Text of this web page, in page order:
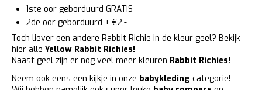
1ste oor geborduurd GRATIS
2de oor geborduurd + €2,-
Toch liever een andere Rabbit Richie in de kleur geel? Bekijk
hier alle Yellow Rabbit Richies!
Naast geel zijn er nog veel meer kleuren Rabbit Richies!
Neem ook eens een kijkje in onze babykleding categorie!